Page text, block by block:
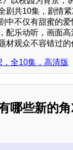
剧共10集，剧情
中不仅有甜蜜的
配乐动听，画面
材观众不容错过的
全10集，高清版
哪些新的